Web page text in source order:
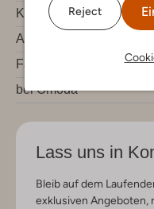
Reject
Kundenservice
Account
Fashion News
bei Omoda
Lass uns in
Bleib auf dem
exklusiven Angeboten,